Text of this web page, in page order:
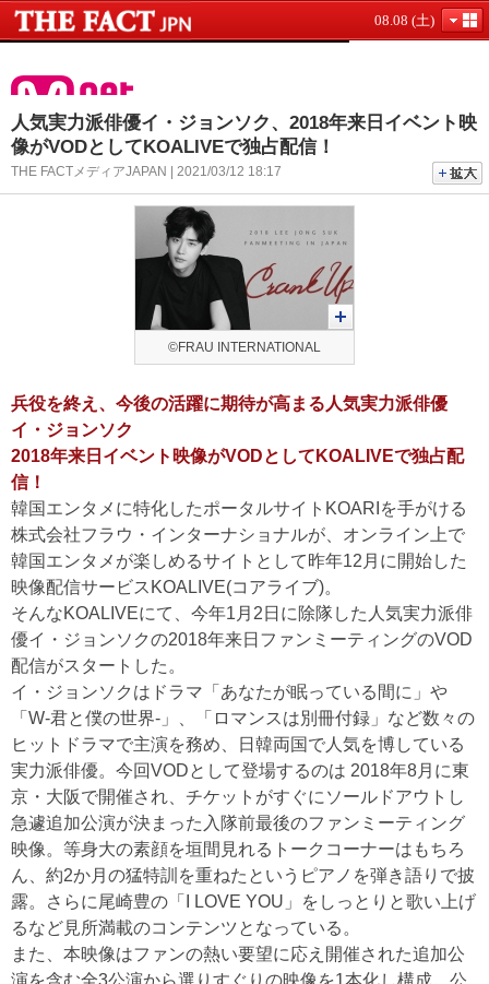
08.08 (土)
人気実力派俳優イ・ジョンソク、2018年来日イベント映
像がVODとしてKOALIVEで独占配信！
THE FACTメディアJAPAN | 2021/03/12 18:17
©FRAU INTERNATIONAL
兵役を終え、今後の活躍に期待が高まる人気実力派俳優
イ・ジョンソク
2018年来日イベント映像がVODとしてKOALIVEで独占配
信！
韓国エンタメに特化したポータルサイトKOARIを手がける
株式会社フラウ・インターナショナルが、オンライン上で
韓国エンタメが楽しめるサイトとして昨年12月に開始した
映像配信サービスKOALIVE(コアライブ)。
そんなKOALIVEにて、今年1月2日に除隊した人気実力派俳
優イ・ジョンソクの2018年来日ファンミーティングのVOD
配信がスタートした。
イ・ジョンソクはドラマ「あなたが眠っている間に」や
「W-君と僕の世界-」、「ロマンスは別冊付録」など数々の
ヒットドラマで主演を務め、日韓両国で人気を博している
実力派俳優。今回VODとして登場するのは 2018年8月に東
京・大阪で開催され、チケットがすぐにソールドアウトし
急遽追加公演が決まった入隊前最後のファンミーティング
映像。等身大の素顔を垣間見れるトークコーナーはもちろ
ん、約2か月の猛特訓を重ねたというピアノを弾き語りで披
露。さらに尾崎豊の「I LOVE YOU」をしっとりと歌い上げ
るなど見所満載のコンテンツとなっている。
また、本映像はファンの熱い要望に応え開催された追加公
演を含む全3公演から選りすぐりの映像を1本化し構成。公